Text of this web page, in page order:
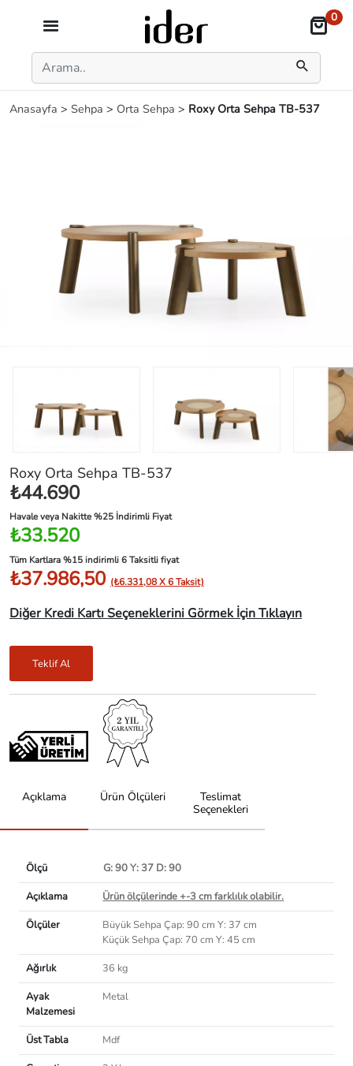
0
Anasayfa > Sehpa > Orta Sehpa > Roxy Orta Sehpa TB-537
Roxy Orta Sehpa TB-537
₺44.690
Havale veya Nakitte %25 İndirimli Fiyat
₺33.520
Tüm Kartlara %15 indirimli 6 Taksitli fiyat
₺37.986,50 (₺6.331,08 X 6 Taksit)
Diğer Kredi Kartı Seçeneklerini Görmek İçin Tıklayın
Teklif Al
Açıklama Ürün Ölçüleri
Teslimat
Seçenekleri
Ölçü
G: 90 Y: 37 D: 90
Açıklama
Ürün ölçülerinde +-3 cm farklılık olabilir.
Ölçüler
Büyük Sehpa Çap: 90 cm Y: 37 cm
Küçük Sehpa Çap: 70 cm Y: 45 cm
Ağırlık
36 kg
Ayak
Malzemesi
Metal
Üst Tabla
Mdf